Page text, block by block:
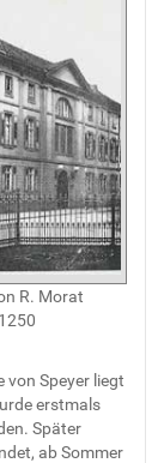
R. Morat
von Speyer liegt
erstmals
Später
ab Sommer